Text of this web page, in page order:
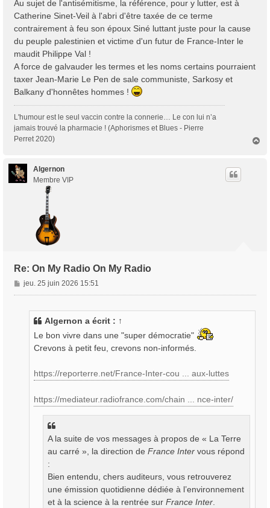
Au sujet de l'antisémitisme, la référence, pour y lutter, est à
Catherine Sinet-Veil à l'abri d'être taxée de ce terme
contrairement à feu son époux Siné luttant juste pour la cause
du peuple palestinien et victime d'un futur de France-Inter le
maudit Philippe Val !
A force de galvauder les termes et les noms certains pourraient
taxer Jean-Marie Le Pen de sale communiste, Sarkosy et
Balkany d'honnêtes hommes !
L'humour est le seul vaccin contre la connerie… Le con lui n’a
jamais trouvé la pharmacie ! (Aphorismes et Blues - Pierre
Perret 2020)
Algernon
Membre VIP
Re: On My Radio On My Radio
M
e
jeu. 25 juin 2026 15:51
Algernon a écrit : ↑
Le bon vivre dans une "super démocratie"
Crevons à petit feu, crevons non-informés.
https://reporterre.net/France-Inter-cou ... aux-luttes
https://mediateur.radiofrance.com/chain ... nce-inter/
A la suite de vos messages à propos de « La Terre
au carré », la direction de France Inter vous répond
:
Bien entendu, chers auditeurs, vous retrouverez
une émission quotidienne dédiée à l’environnement
et à la science à la rentrée sur France Inter